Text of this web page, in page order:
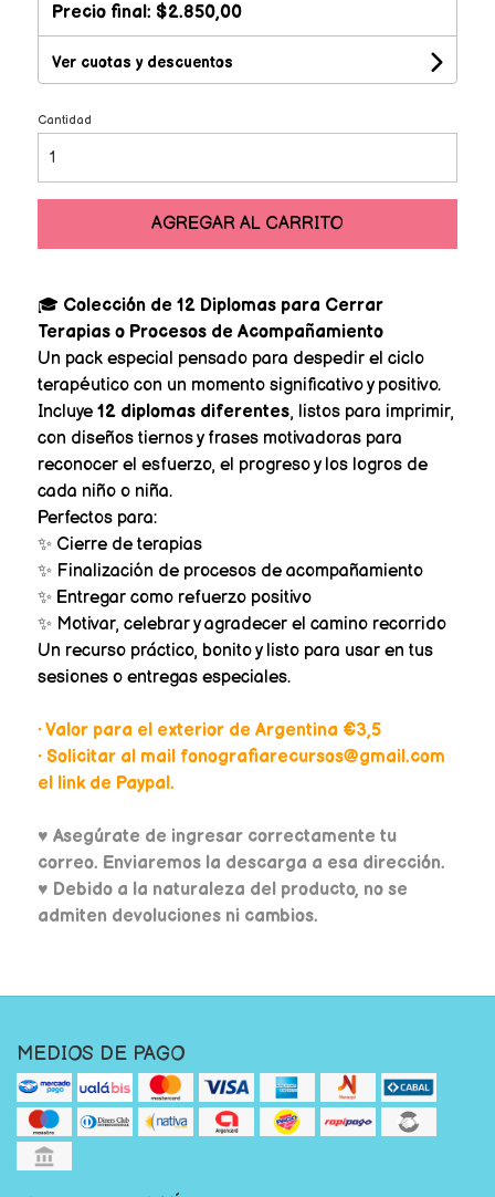
Precio final: $2.850,00
Ver cuotas y descuentos
Cantidad
AGREGAR AL CARRITO
🎓 Colección de 12 Diplomas para Cerrar
Terapias o Procesos de Acompañamiento
Un pack especial pensado para despedir el ciclo
terapéutico con un momento significativo y positivo.
Incluye 12 diplomas diferentes, listos para imprimir,
con diseños tiernos y frases motivadoras para
reconocer el esfuerzo, el progreso y los logros de
cada niño o niña.
Perfectos para:
✨ Cierre de terapias
✨ Finalización de procesos de acompañamiento
✨ Entregar como refuerzo positivo
✨ Motivar, celebrar y agradecer el camino recorrido
Un recurso práctico, bonito y listo para usar en tus
sesiones o entregas especiales.
• Valor para el exterior de Argentina €3,5
• Solicitar al mail fonografiarecursos@gmail.com
el link de Paypal.
♥ Asegúrate de ingresar correctamente tu
correo. Enviaremos la descarga a esa dirección.
♥ Debido a la naturaleza del producto, no se
admiten devoluciones ni cambios.
MEDIOS DE PAGO